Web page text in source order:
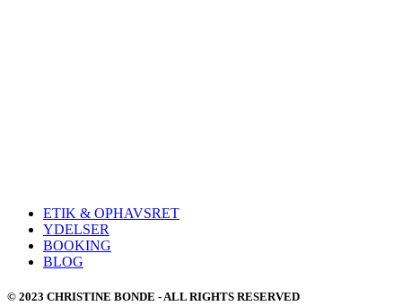
ETIK & OPHAVSRET
YDELSER
BOOKING
BLOG
© 2023 CHRISTINE BONDE - ALL RIGHTS RESERVED